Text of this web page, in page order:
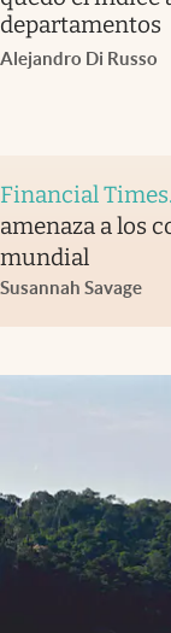
departamentos
Alejandro Di Russo
Financial Times.
amenaza a los
mundial
Susannah Savage